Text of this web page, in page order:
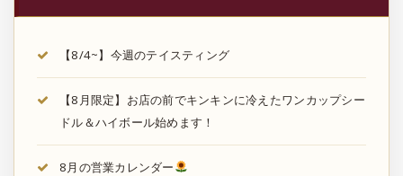
【8/4~】今週のテイスティング
【8月限定】お店の前でキンキンに冷えたワンカップシー
ドル＆ハイボール始めます！
8月の営業カレンダー